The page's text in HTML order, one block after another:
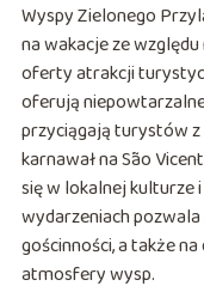
Wyspy Zielonego
na wakacje ze
oferty atrakcji
oferują
przyciągają turystów z
karnawał na São
się w lokalnej kulturze
wydarzeniach
gościnności, a także
atmosfery wysp.